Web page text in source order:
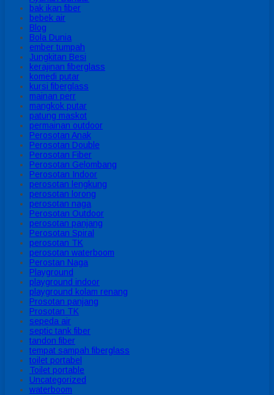
bak ikan fiber
bebek air
Blog
Bola Dunia
ember tumpah
Jungkitan Besi
kerajinan fiberglass
komedi putar
kursi fiberglass
mainan perr
mangkok putar
patung maskot
permainan outdoor
Perosotan Anak
Perosotan Double
Perosotan Fiber
Perosotan Gelombang
Perosotan Indoor
perosotan lengkung
perosotan lorong
perosotan naga
Perosotan Outdoor
perosotan panjang
Perosotan Spiral
perosotan TK
perosotan waterboom
Perostan Naga
Playground
playground indoor
playground kolam renang
Prosotan panjang
Prosotan TK
sepeda air
septic tank fiber
tandon fiber
tempat sampah fiberglass
toilet portabel
Toilet portable
Uncategorized
waterboom